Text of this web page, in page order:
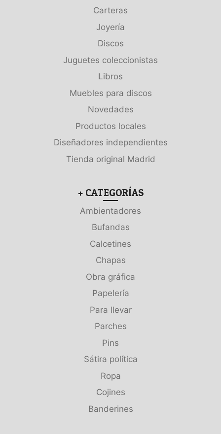
Carteras
Joyería
Discos
Juguetes coleccionistas
Libros
Muebles para discos
Novedades
Productos locales
Diseñadores independientes
Tienda original Madrid
+ CATEGORÍAS
Ambientadores
Bufandas
Calcetines
Chapas
Obra gráfica
Papelería
Para llevar
Parches
Pins
Sátira política
Ropa
Cojines
Banderines